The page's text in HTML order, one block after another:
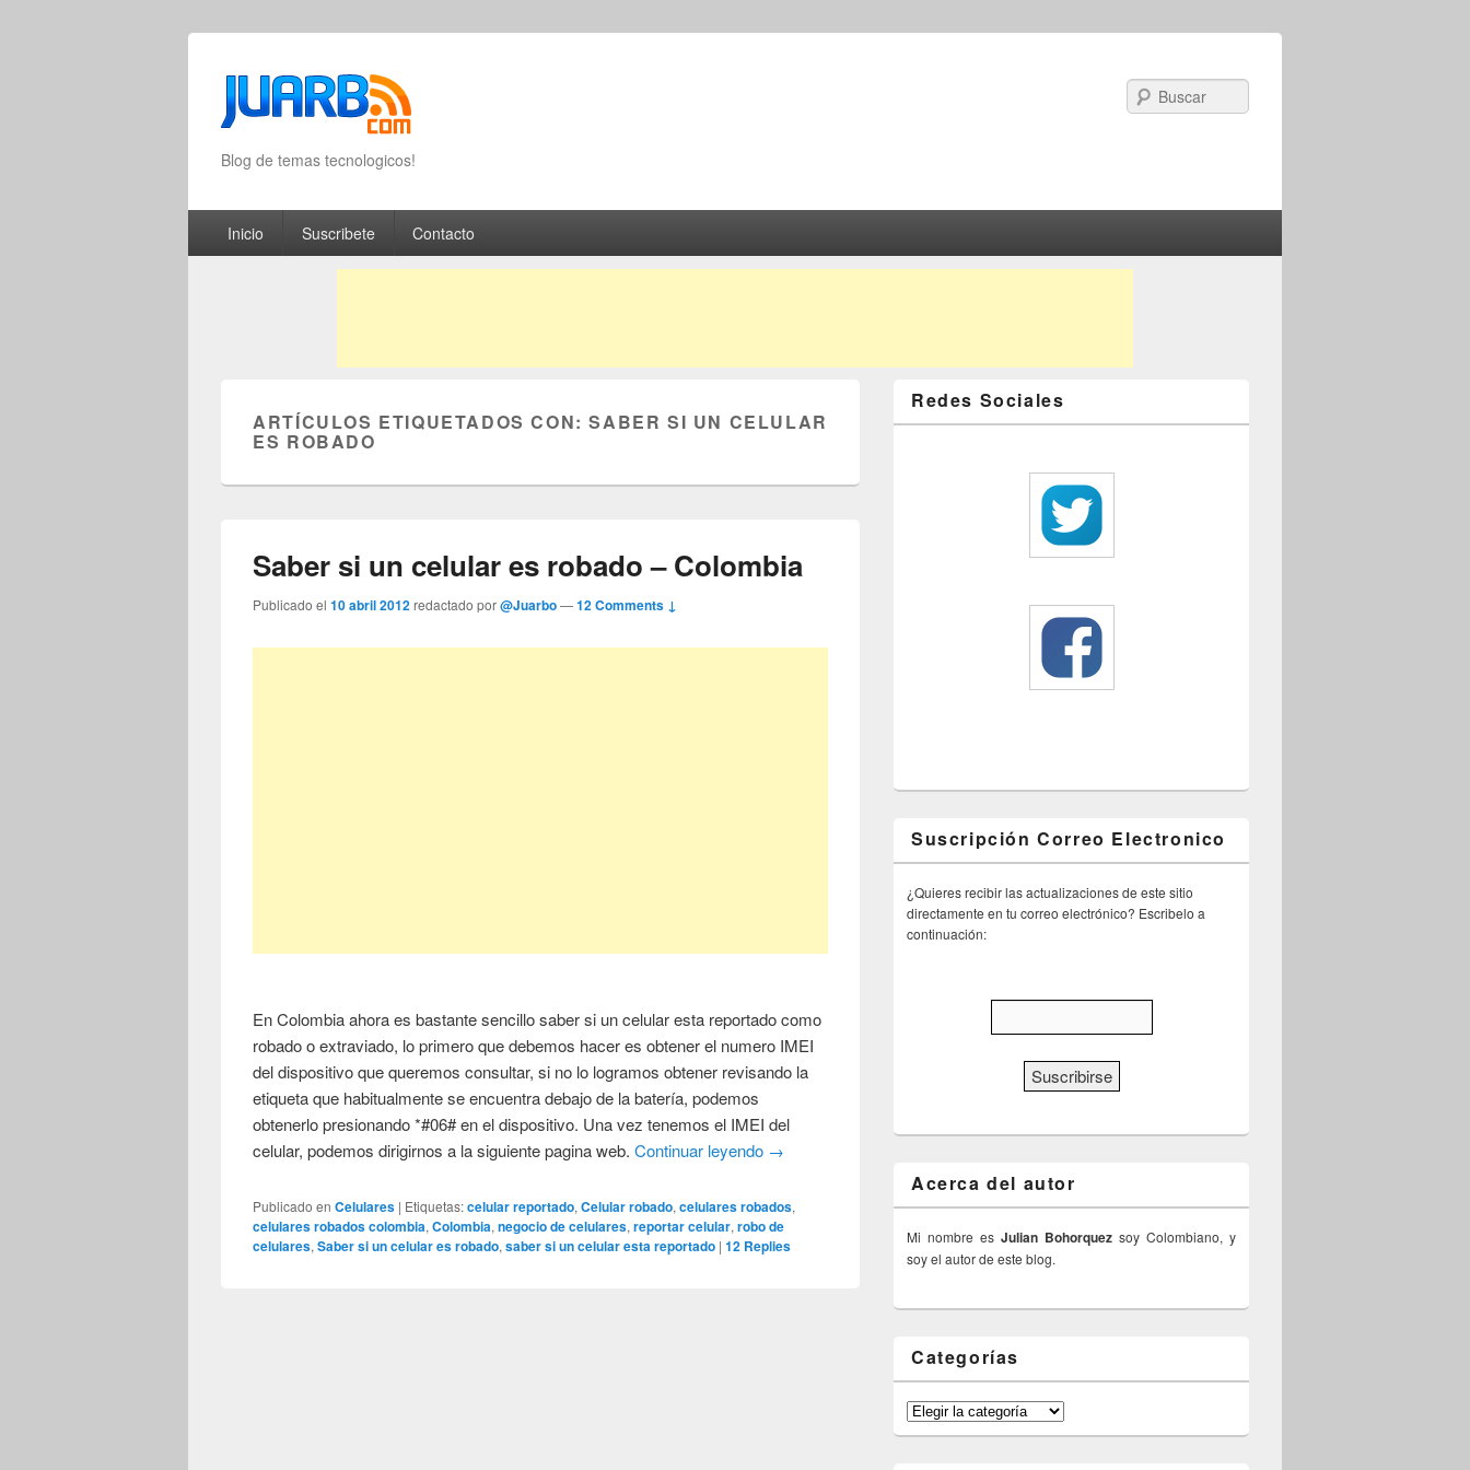
Blog de temas tecnologicos!
Primary menu
Skip to primary content
Skip to secondary content
Inicio Suscribete Contacto
ARTÍCULOS ETIQUETADOS CON:SABER SI UN CELULAR
ES ROBADO
Saber si un celular es robado – Colombia
Publicado el10 abril 2012redactado por@Juarbo—12 Comments ↓
En Colombia ahora es bastante sencillo saber si un celular esta reportado como
robado o extraviado, lo primero que debemos hacer es obtener el numero IMEI
del dispositivo que queremos consultar, si no lo logramos obtener revisando la
etiqueta que habitualmente se encuentra debajo de la batería, podemos
obtenerlo presionando *#06# en el dispositivo. Una vez tenemos el IMEI del
celular, podemos dirigirnos a la siguiente pagina web.Continuar leyendo →
Publicado en Celulares | Etiquetas:celular reportado,Celular robado,celulares robados,
celulares robados colombia,Colombia,negocio de celulares,reportar celular,robo de
celulares,Saber si un celular es robado,saber si un celular esta reportado |12 Replies
Redes Sociales
Suscripción Correo Electronico
¿Quieres recibir las actualizaciones de este sitio
directamente en tu correo electrónico? Escribelo a
continuación:
Acerca del autor
Mi nombre es Julian Bohorquez soy Colombiano, y
soy el autor de este blog.
Categorías
Categorías